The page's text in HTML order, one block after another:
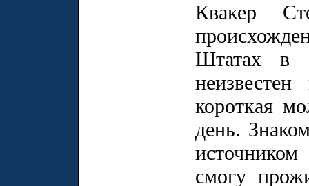
Квакер
Штатах в
короткая
день.
смогу